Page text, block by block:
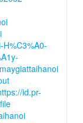
id.pr-